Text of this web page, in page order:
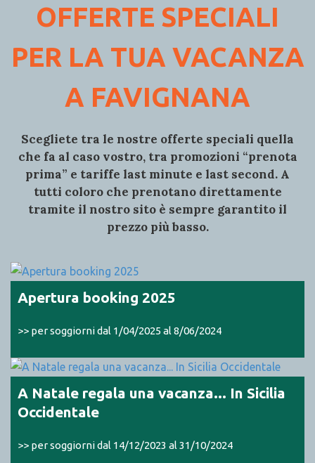
OFFERTE SPECIALI
PER LA TUA VACANZA
A FAVIGNANA
Scegliete tra le nostre offerte speciali quella
che fa al caso vostro, tra promozioni “prenota
prima” e tariffe last minute e last second. A
tutti coloro che prenotano direttamente
tramite il nostro sito è sempre garantito il
prezzo più basso.
Apertura booking 2025
>> per soggiorni dal 1/04/2025 al 8/06/2024
A Natale regala una vacanza... In Sicilia
Occidentale
>> per soggiorni dal 14/12/2023 al 31/10/2024